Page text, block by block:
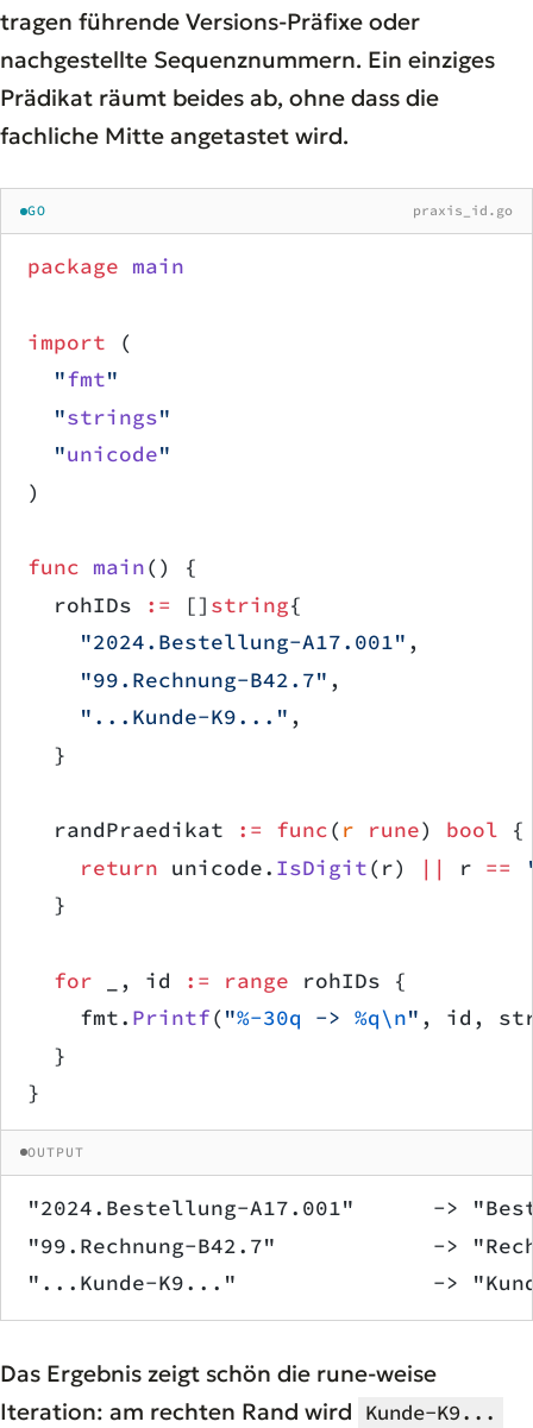
tragen führende Versions-Präfixe oder
nachgestellte Sequenznummern. Ein einziges
Prädikat räumt beides ab, ohne dass die
fachliche Mitte angetastet wird.
GO praxis_id.go
package main
import (
	"
fmt"
	"
strings"
	"
unicode"
)
func main() {
	rohIDs
:= [] string{
		"2024.Bestellung-A17.001"
,
		"99.Rechnung-B42.7"
,
		"...Kunde-K9..."
,
	}
	randPraedikat
:= func( r rune) bool {
		return
unicode. IsDigit(r) || r ==
	}
	for
_, id := range rohIDs {
		fmt.
Printf( "%-30q -> %q\n" , id,
	}
}
OUTPUT
"2024.Bestellung-A17.001"      ->
"99.Rechnung-B42.7"            ->
"...Kunde-K9..."               ->
Das Ergebnis zeigt schön die rune-weise
Iteration: am rechten Rand wird Kunde-K9...